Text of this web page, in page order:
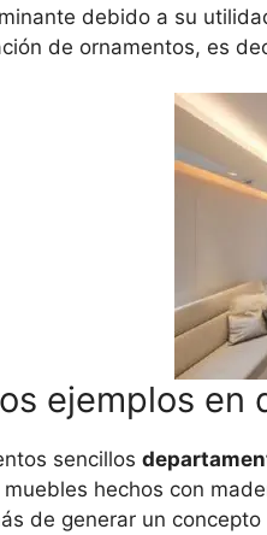
debido a su
de ornamentos, es
ejemplos en
sencillos
muebles hechos con
de generar un